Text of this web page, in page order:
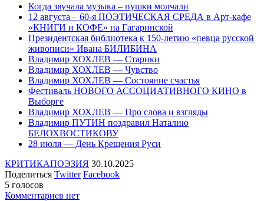
Когда звучала музыка – пушки молчали
12 августа – 60-я ПОЭТИЧЕСКАЯ СРЕДА в Арт-кафе
«КНИГИ и КОФЕ» на Гагаринской
Президентская библиотека к 150-летию «певца русской
живописи» Ивана БИЛИБИНА
Владимир ХОХЛЕВ — Старики
Владимир ХОХЛЕВ — Чувство
Владимир ХОХЛЕВ — Состояние счастья
Фестиваль НОВОГО АССОЦИАТИВНОГО КИНО в
Выборге
Владимир ХОХЛЕВ — Про слова и взгляды
Владимир ПУТИН поздравил Наталию
БЕЛОХВОСТИКОВУ
28 июля — День Крещения Руси
КРИТИКАПОЭЗИЯ 30.10.2025
Поделиться Twitter Facebook
5 голосов
Комментариев нет